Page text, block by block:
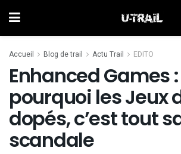
Accueil Blog de trail Actu Trail EDITO
Enhanced Games :
pourquoi les Jeux
dopés, c’est tout
scandale